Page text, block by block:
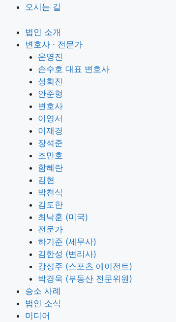
오시는 길
법인 소개
변호사 · 전문가
운영진
손수호 대표 변호사
성희진
안준형
변호사
이영서
이재경
장석준
조만호
함혜란
김현
박천식
김도한
최낙훈 (미국)
전문가
하기준 (세무사)
김한성 (변리사)
강성주 (스포츠 에이전트)
박경욱 (부동산 전문위원)
승소 사례
법인 소식
미디어